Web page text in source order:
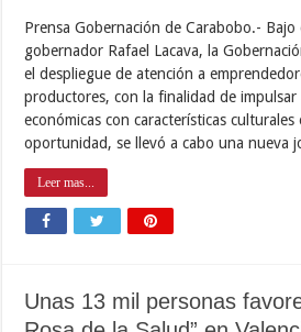
Prensa Gobernación de Carabobo.- Bajo
gobernador Rafael Lacava, la
el despliegue de atención a
productores, con la finalidad de impulsar
económicas con características
oportunidad, se llevó a cabo una nueva
Leer mas...
Unas 13 mil personas